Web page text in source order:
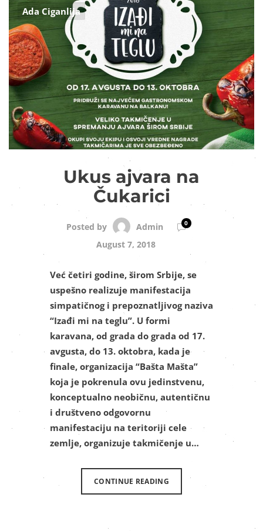
Ada Ciganlija
Ukus ajvara na
Čukarici
Posted by Admin 0
August 7, 2018
Već četiri godine, širom Srbije, se
uspešno realizuje manifestacija
simpatičnog i prepoznatljivog naziva
“Izađi mi na teglu”. U formi
karavana, od grada do grada od 17.
avgusta, do 13. oktobra, kada je
finale, organizacija “Bašta Mašta”
koja je pokrenula ovu jedinstvenu,
konceptualno neobičnu, autentičnu
i društveno odgovornu
manifestaciju na teritoriji cele
zemlje, organizuje takmičenje u…
CONTINUE READING